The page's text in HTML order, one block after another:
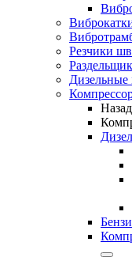
Резчики
Дизельные
Назад